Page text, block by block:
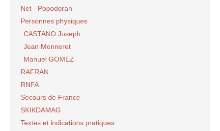
Net - Popodoran
Personnes physiques
CASTANO Joseph
Jean Monneret
Manuel GOMEZ
RAFRAN
RNFA
Secours de France
SKIKDAMAG
Textes et indications pratiques